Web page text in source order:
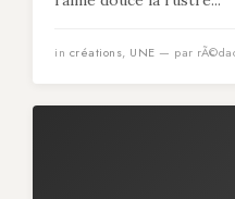
in créations, UNE — par